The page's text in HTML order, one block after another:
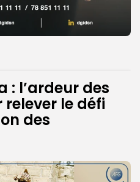
: l’ardeur des
le défi
des